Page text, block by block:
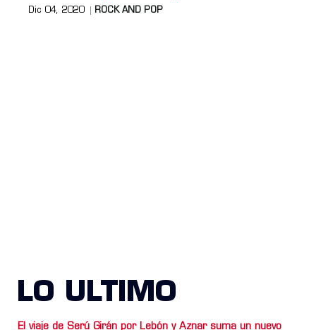
Dic 04, 2020 ROCK AND POP
LO ULTIMO
El viaje de Serú Girán por Lebón y Aznar suma un nuevo